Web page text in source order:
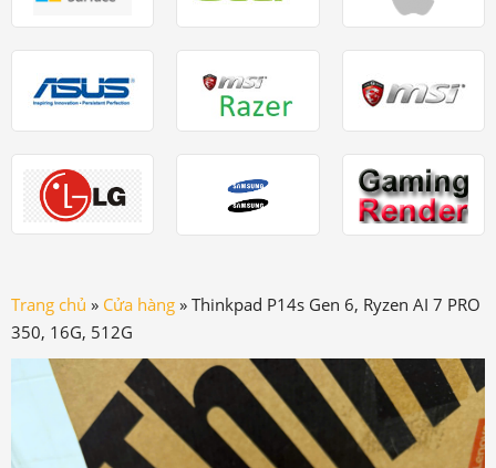
Trang chủ » Cửa hàng » Thinkpad P14s Gen 6, Ryzen AI 7 PRO
350, 16G, 512G